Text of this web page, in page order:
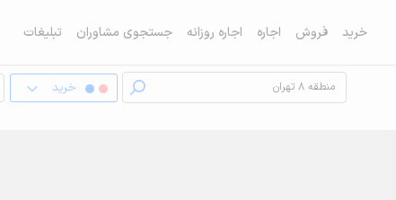
خرید فروش اجاره اجاره روزانه جستجوی مشاوران تبلیغات
خرید